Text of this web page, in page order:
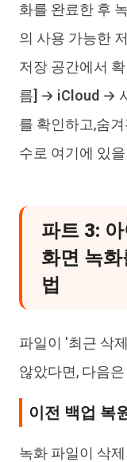
화를 완료한 후
의 사용 가능한
저장 공간에서
름] → iCloud →
를 확인하고,숨
수로 여기에 있
파트 3:
화면 녹
법
파일이 '최근 삭
않았다면, 다음
이전 백업 복
녹화 파일이 삭